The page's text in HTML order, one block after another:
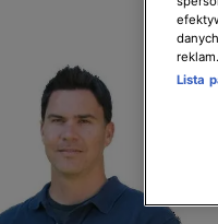
reklam.
Lista